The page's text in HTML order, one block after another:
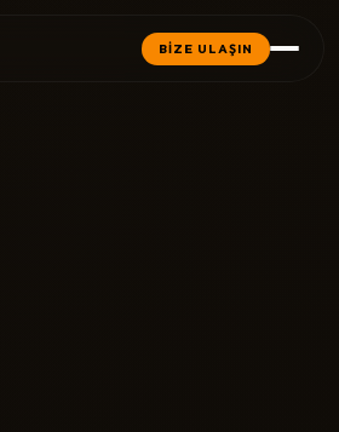
BİZE ULAŞIN